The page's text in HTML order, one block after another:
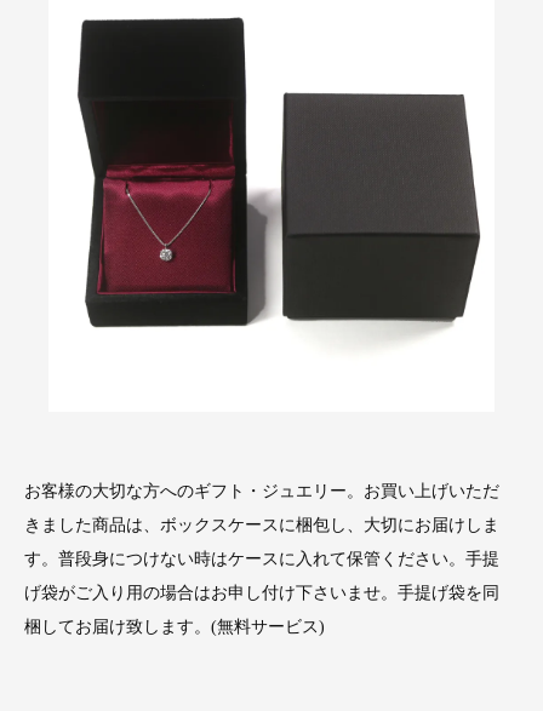
お客様の大切な方へのギフト・ジュエリー。お買い上げいただ
きました商品は、ボックスケースに梱包し、大切にお届けしま
す。普段身につけない時はケースに入れて保管ください。手提
げ袋がご入り用の場合はお申し付け下さいませ。手提げ袋を同
梱してお届け致します。(無料サービス)